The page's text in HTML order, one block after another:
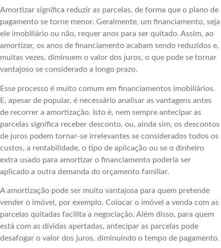
Amortizar significa reduzir as parcelas, de forma que o plano de
pagamento se torne menor. Geralmente, um financiamento, seja
ele imobiliário ou não, requer anos para ser quitado. Assim, ao
amortizar, os anos de financiamento acabam sendo reduzidos e,
muitas vezes, diminuem o valor dos juros, o que pode se tornar
vantajoso se considerado a longo prazo.
Esse processo é muito comum em financiamentos imobiliários.
E, apesar de popular, é necessário analisar as vantagens antes
de recorrer a amortização. Isto é, nem sempre antecipar as
parcelas significa receber desconto, ou, ainda sim, os descontos
de juros podem tornar-se irrelevantes se considerados todos os
custos, a rentabilidade, o tipo de aplicação ou se o dinheiro
extra usado para amortizar o financiamento poderia ser
aplicado a outra demanda do orçamento familiar.
A amortização pode ser muito vantajosa para quem pretende
vender o imóvel, por exemplo. Colocar o imóvel a venda com as
parcelas quitadas facilita a negociação. Além disso, para quem
está com as dívidas apertadas, antecipar as parcelas pode
desafogar o valor dos juros, diminuindo o tempo de pagamento.